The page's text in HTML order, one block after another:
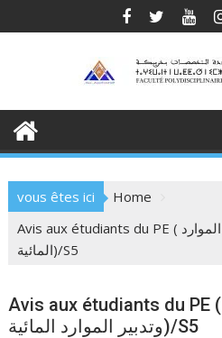
to
vous êtes ici
Home
Avis aux étudiants du PE ( التغيرات المناخية وتدبير الموارد
المائية)/S5
Avis aux étudiants du PE ( التغيرات المناخية
وتدبير الموارد المائية)/S5